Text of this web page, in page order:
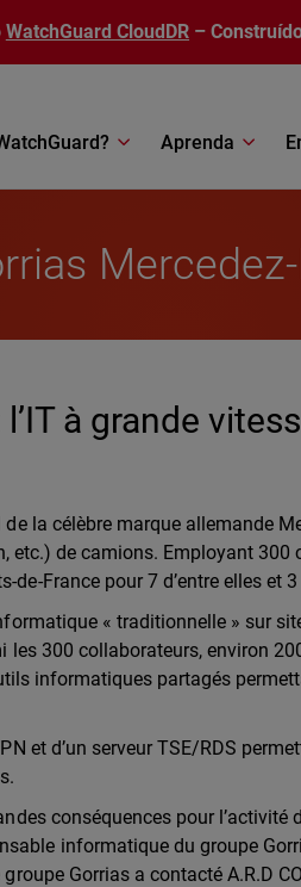
WatchGuard CloudDR –
Aprenda
à grande
la célèbre marque allemande
etc.) de camions. Employant 300
France pour 7 d’entre elles et
« traditionnelle » sur
300 collaborateurs, environ
informatiques partagés
et d’un serveur TSE/RDS
conséquences pour l’activité
informatique du groupe
groupe Gorrias a contacté A.R.D